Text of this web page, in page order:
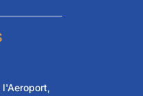
l'Aeroport,